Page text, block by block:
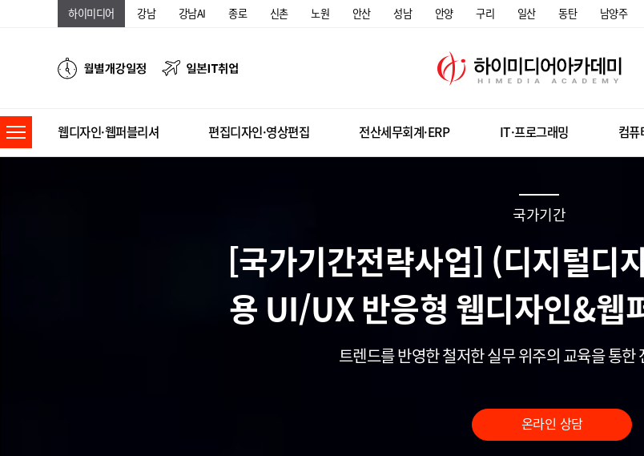
하이미디어 강남 강남AI 종로 신촌 노원 안산 성남 안양 구리 일산 동탄 남양주
웹디자인·웹퍼블리셔 편집디자인·영상편집 전산세무회계·ERP IT·프로그래밍 컴퓨
국가기간
[국가기간전략사업] (디지털디
용 UI/UX 반응형 웹디자인&웹
활용)
트렌드를 반영한 철저한 실무 위주의 교육을 통한
온라인 상담